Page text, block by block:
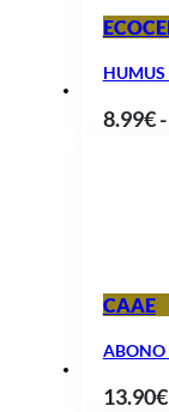
HUMUS
8.99€ -
CAAE
ABONO
13.90€